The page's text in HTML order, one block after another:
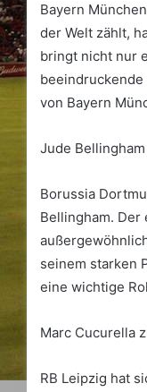
Bayern
der Welt zählt,
bringt nicht nur
von Bayern
Jude
Borussia
Bellingham.
seinem starken
eine wichtige
Marc Cucurella
RB Leipzig hat